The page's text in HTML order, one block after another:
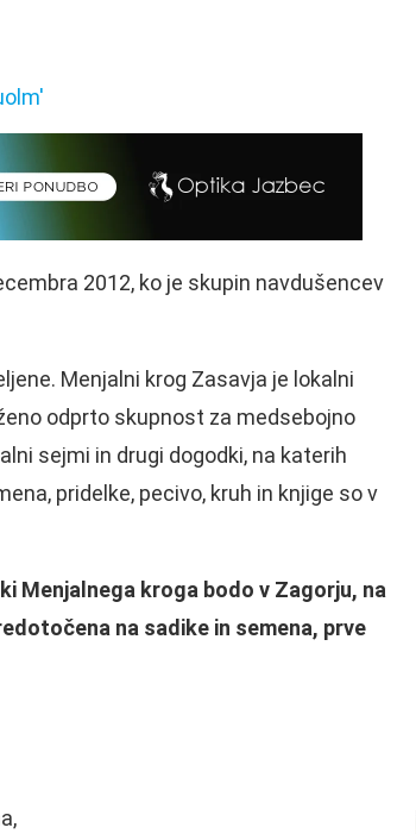
2012, ko je skupin navdušencev
Menjalni krog Zasavja je lokalni
odprto skupnost za medsebojno
sejmi in drugi dogodki, na katerih
pridelke, pecivo, kruh in knjige so v
Menjalnega kroga bodo v Zagorju, na
na sadike in semena, prve